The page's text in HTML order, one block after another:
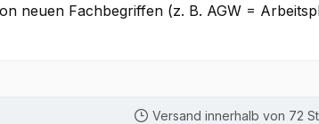
neuen Fachbegriffen (z. B. AGW =
Versand innerhalb von 72